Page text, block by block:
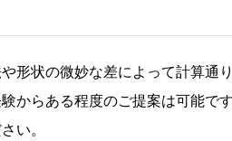
形状の微妙な差によって計算通
からある程度のご提案は可能で
い。